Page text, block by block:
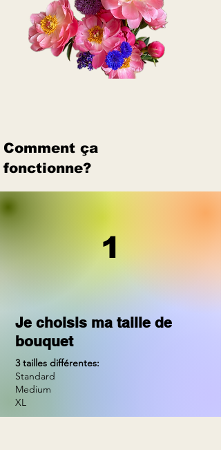
Comment ça
fonctionne?
1
Je choisis ma taille de
bouquet
3 tailles différentes:
Standard
Medium
XL